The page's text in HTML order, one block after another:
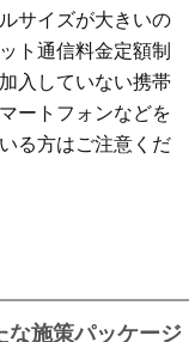
サイズが大きいの
ト通信料金定額制
入していない携帯
ートフォンなどを
る方はご注意くだ
施策パッケージ